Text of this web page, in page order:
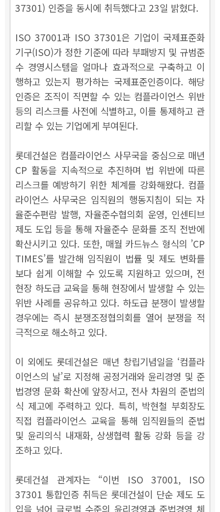
37301) 인증을 동시에 취득했다고 23일 밝혔다.
ISO 37001과 ISO 37301은 기업이 국제표준화
기구(ISO)가 정한 기준에 따라 부패방지 및 규범준
수 경영시스템을 얼마나 효과적으로 구축하고 이
행하고 있는지 평가하는 국제표준인증이다. 해당
인증은 조직이 직면할 수 있는 컴플라이언스 위반
등의 리스크를 사전에 식별하고, 이를 통제하고 관
리할 수 있는 기업에게 부여된다.
롯데건설은 컴플라이언스 사무국을 중심으로 매년
CP 활동을 지속적으로 추진하며 법 위반에 따른
리스크를 예방하기 위한 체계를 강화해왔다. 컴플
라이언스 사무국은 임직원의 행동지침이 되는 자
율준수편람 발행, 자율준수협의회 운영, 인센티브
제도 도입 등을 통해 자율준수 문화를 조직 전반에
확산시키고 있다. 또한, 매월 카드뉴스 형식의 ’CP
TIMES’를 발간해 임직원이 법률 및 제도 변화를
보다 쉽게 이해할 수 있도록 지원하고 있으며, 전
현장 하도급 교육을 통해 현장에서 발생할 수 있는
위반 사례를 공유하고 있다. 하도급 분쟁이 발생할
경우에는 즉시 분쟁조정협의회를 열어 분쟁을 적
극적으로 해소하고 있다.
이 외에도 롯데건설은 매년 창립기념일을 ‘컴플라
이언스의 날’로 지정해 공정거래와 윤리경영 및 준
법경영 문화 확산에 앞장서고, 전사 차원의 준법의
식 제고에 주력하고 있다. 특히, 박현철 부회장도
직접 컴플라이언스 교육을 통해 임직원들의 준법
및 윤리의식 내재화, 상생협력 활동 강화 등을 강
조하고 있다.
롯데건설 관계자는 “이번 ISO 37001, ISO
37301 통합인증 취득은 롯데건설이 단순 제도 도
입을 넘어 글로벌 수준의 윤리경영과 준법경영 체